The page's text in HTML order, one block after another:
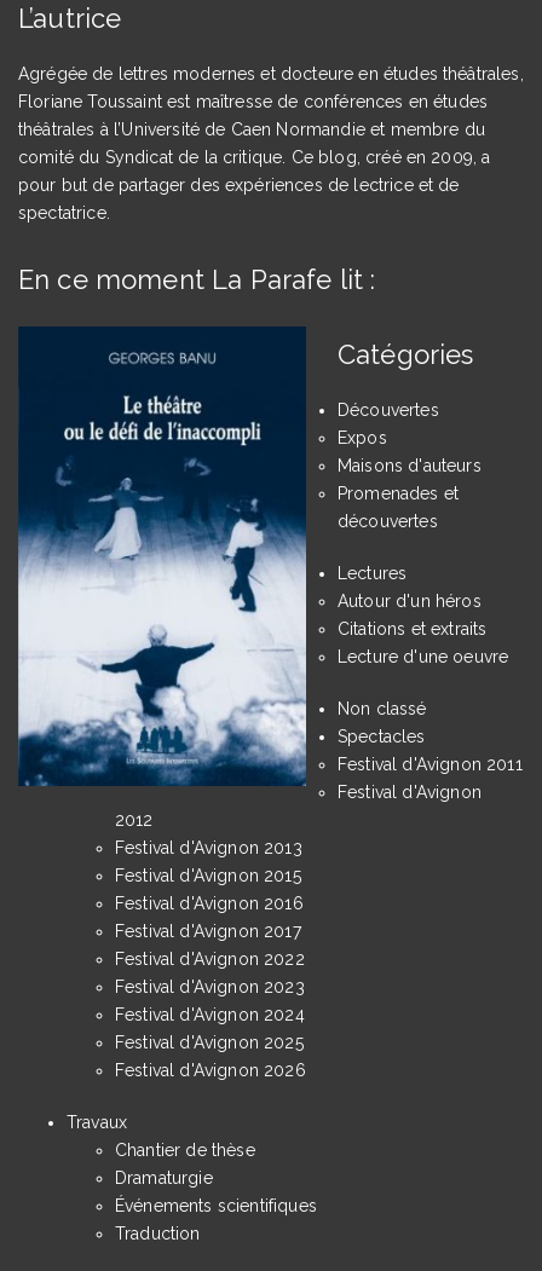
L’autrice
Agrégée de lettres modernes et docteure en études théâtrales,
Floriane Toussaint est maîtresse de conférences en études
théâtrales à l’Université de Caen Normandie et membre du
comité du Syndicat de la critique. Ce blog, créé en 2009, a
pour but de partager des expériences de lectrice et de
spectatrice.
En ce moment La Parafe lit :
Catégories
Découvertes
Expos
Maisons d'auteurs
Promenades et
découvertes
Lectures
Autour d'un héros
Citations et extraits
Lecture d'une oeuvre
Non classé
Spectacles
Festival d'Avignon 2011
Festival d'Avignon
2012
Festival d'Avignon 2013
Festival d'Avignon 2015
Festival d'Avignon 2016
Festival d'Avignon 2017
Festival d'Avignon 2022
Festival d'Avignon 2023
Festival d'Avignon 2024
Festival d'Avignon 2025
Festival d'Avignon 2026
Travaux
Chantier de thèse
Dramaturgie
Événements scientifiques
Traduction